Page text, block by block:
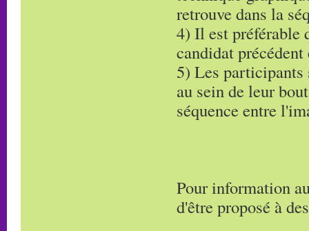
retrouve dans la
4) Il est préférable
candidat
5) Les participants
au sein de leur
séquence entre
Pour information
d'être proposé à